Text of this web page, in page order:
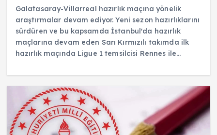
Galatasaray-Villarreal hazırlık maçına yönelik
araştırmalar devam ediyor. Yeni sezon hazırlıklarını
sürdüren ve bu kapsamda İstanbul'da hazırlık
maçlarına devam eden Sarı Kırmızılı takımda ilk
hazırlık maçında Ligue 1 temsilcisi Rennes ile…